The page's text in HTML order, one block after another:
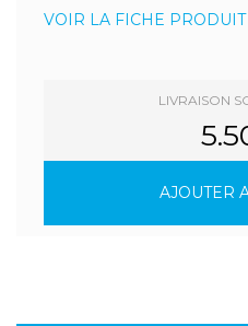
VOIR LA FICHE PRODUIT
LIVRAISON
AJOUTER